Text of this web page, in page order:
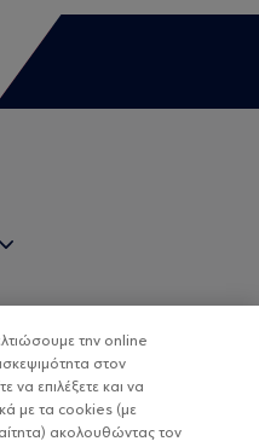
ΑΠΟΔΟΣΗ ΚΑΙ ΟΙ
ΔΙΑΣΦΑΛΙΖΟΥΝ ΤΙΣ
την online
στον
να επιλέξετε και να
με τα cookies (με
ακολουθώντας τον